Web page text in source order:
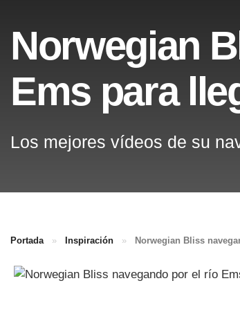
Norwegian
Ems para
Los mejores vídeos de su
Portada » Inspiración » Norwegian Bliss